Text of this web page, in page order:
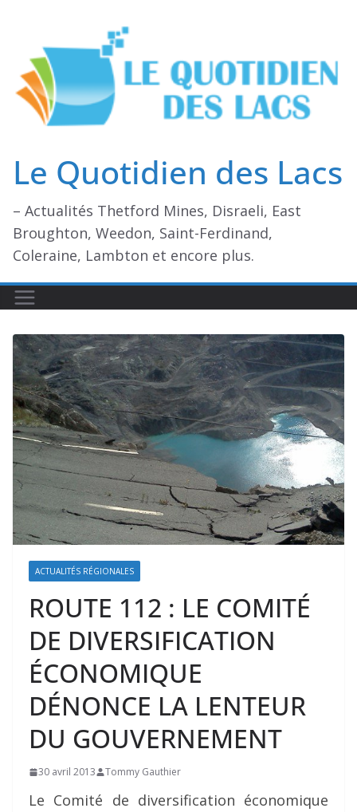
contenu
Le Quotidien des Lacs
– Actualités Thetford Mines, Disraeli, East
Broughton, Weedon, Saint-Ferdinand,
Coleraine, Lambton et encore plus.
ACTUALITÉS RÉGIONALES
ROUTE 112 : LE COMITÉ
DE DIVERSIFICATION
ÉCONOMIQUE
DÉNONCE LA LENTEUR
DU GOUVERNEMENT
30 avril 2013 Tommy Gauthier
Le Comité de diversification économique